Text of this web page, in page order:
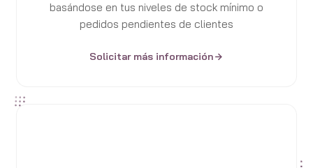
basándose en tus niveles de stock mínimo o
pedidos pendientes de clientes
Solicitar más información